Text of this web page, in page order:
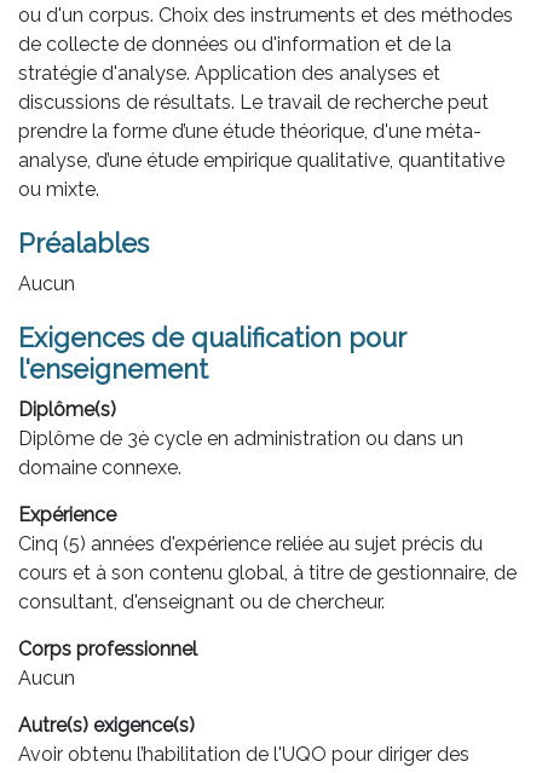
ou d'un corpus. Choix des instruments et des méthodes
de collecte de données ou d'information et de la
stratégie d'analyse. Application des analyses et
discussions de résultats. Le travail de recherche peut
prendre la forme d’une étude théorique, d'une méta-
analyse, d’une étude empirique qualitative, quantitative
ou mixte.
Préalables
Aucun
Exigences de qualification pour
l'enseignement
Diplôme(s)
Diplôme de 3è cycle en administration ou dans un
domaine connexe.
Expérience
Cinq (5) années d'expérience reliée au sujet précis du
cours et à son contenu global, à titre de gestionnaire, de
consultant, d'enseignant ou de chercheur.
Corps professionnel
Aucun
Autre(s) exigence(s)
Avoir obtenu l’habilitation de l'UQO pour diriger des